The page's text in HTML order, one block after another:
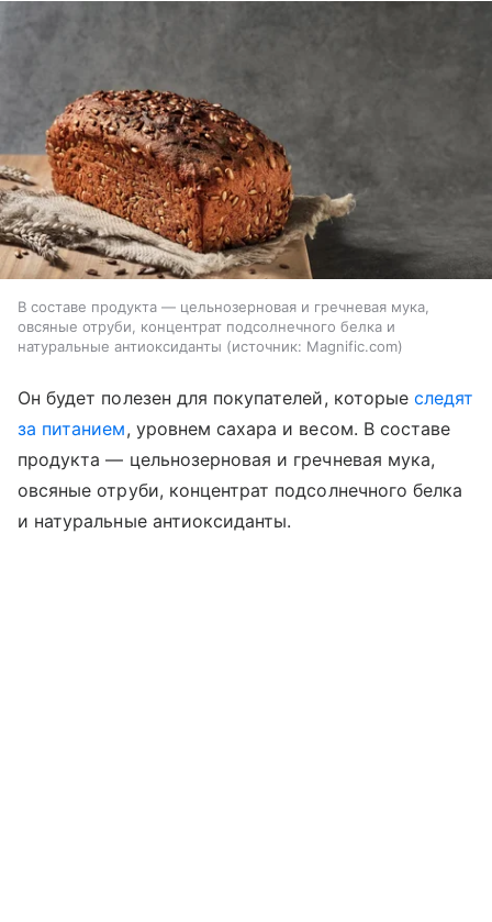
В составе продукта — цельнозерновая и гречневая мука,
овсяные отруби, концентрат подсолнечного белка и
натуральные антиоксиданты
источник: Magnific.com
Он будет полезен для покупателей, которыеследят
за питанием, уровнем сахара и весом. В составе
продукта — цельнозерновая и гречневая мука,
овсяные отруби, концентрат подсолнечного белка
и натуральные антиоксиданты.